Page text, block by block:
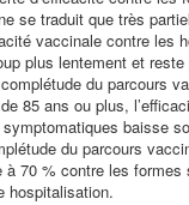
se traduit que très
vaccinale contre les
plus lentement et
du parcours
85 ans ou plus,
baisse
du parcours
à 70 % contre les formes
hospitalisation.